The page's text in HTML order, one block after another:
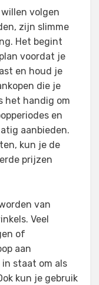
volgen
zijn slimme
Het begint
voordat je
en houd je
die je
het handig om
en
aanbieden.
kun je de
prijzen
van
Veel
of
aan
staat om als
kun je gebruik